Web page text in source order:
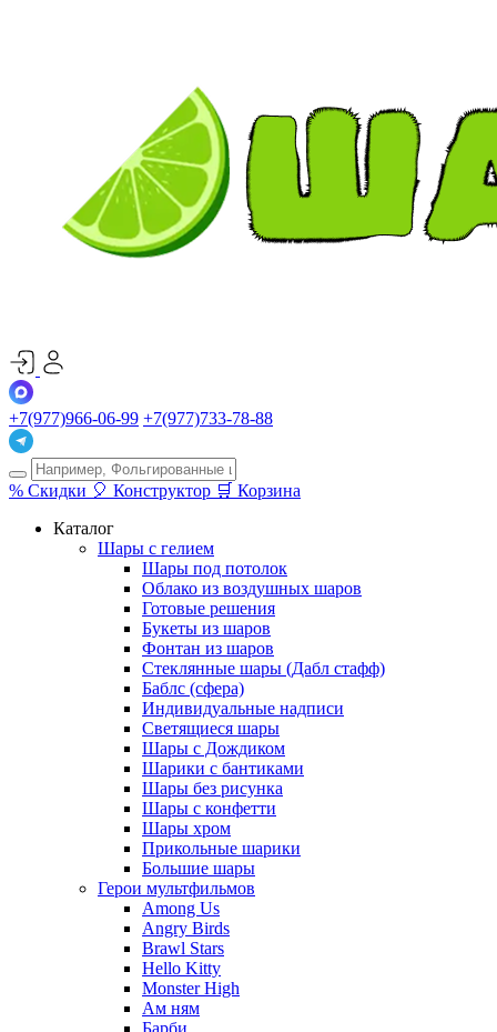
+7(977)966-06-99 +7(977)733-78-88
% Скидки 🎈 Конструктор 🛒 Корзина
Каталог
Шары с гелием
Шары под потолок
Облако из воздушных шаров
Готовые решения
Букеты из шаров
Фонтан из шаров
Стеклянные шары (Дабл стафф)
Баблс (сфера)
Индивидуальные надписи
Светящиеся шары
Шары с Дождиком
Шарики с бантиками
Шары без рисунка
Шары с конфетти
Шары хром
Прикольные шарики
Большие шары
Герои мультфильмов
Among Us
Angry Birds
Brawl Stars
Hello Kitty
Monster High
Ам ням
Барби